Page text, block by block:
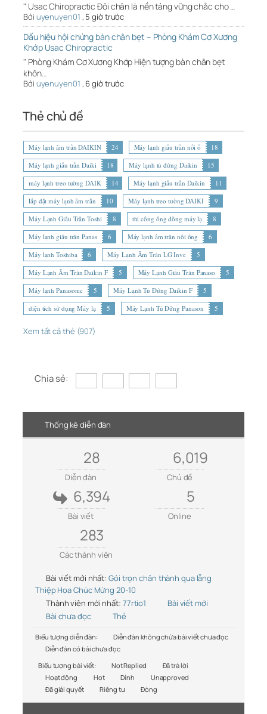
" Usac Chiropractic Đôi chân là nền tảng vững chắc cho …
Bởi uyenuyen01 , 5 giờ trước
Dấu hiệu hội chứng bàn chân bẹt – Phòng Khám Cơ Xương
Khớp Usac Chiropractic
" Phòng Khám Cơ Xương Khớp Hiện tượng bàn chân bẹt
khôn…
Bởi uyenuyen01 , 6 giờ trước
Thẻ chủ đề
Máy lạnh âm trần DAIKIN 24 Máy lạnh giấu trần nối ố
18
Máy lạnh giấu trần Daiki
18 Máy lạnh tủ đứng Daikin
15
máy lạnh treo tường DAIK
14 Máy lạnh giấu trần Daikin
11
lắp đặt máy lạnh âm trần
10 Máy lạnh treo tường DAIKI
9
Máy Lạnh Giấu Trần Toshi
8 thi công ống đồng máy lạ
8
Máy lạnh giấu trần Panas
6 Máy lạnh âm trần nối ống
6
Máy lạnh Toshiba
6 Máy Lạnh Âm Trần LG Inve
5
Máy Lạnh Âm Trần Daikin F
5 Máy Lạnh Giấu Trần Panaso
5
Máy lạnh Panasonic
5 Máy Lạnh Tủ Đứng Daikin F
5
diện tích sử dụng Máy lạ
5 Máy Lạnh Tủ Đứng Panason 5
Xem tất cả thẻ (907)
Chia sẻ:
Thống kê diễn đàn
28
Diễn đàn
6,019
Chủ đề
6,394
Bài viết
5
Online
283
Các thành viên
Bài viết mới nhất: Gói trọn chân thành qua lẵng
Thiệp Hoa Chúc Mừng 20-10
Thành viên mới nhất: 77rtio1
Bài viết mới
Bài chưa đọc
Thẻ
Biểu tượng diễn đàn:
Diễn đàn không chứa bài viết chưa đọc
Diễn đàn có bài chưa đọc
Biểu tượng bài viết:
Not Replied
Đã trả lời
Hoạt động
Hot Dính
Unapproved
Đã giải quyết
Riêng tư Đóng